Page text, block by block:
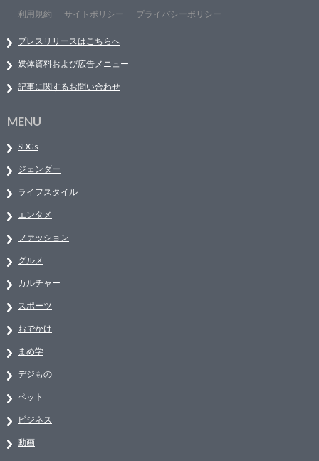
利用規約
サイトポリシー プライバシーポリシー
プレスリリースはこちらへ
媒体資料および広告メニュー
記事に関するお問い合わせ
MENU
SDGs
ジェンダー
ライフスタイル
エンタメ
ファッション
グルメ
カルチャー
スポーツ
おでかけ
まめ学
デジもの
ペット
ビジネス
動画